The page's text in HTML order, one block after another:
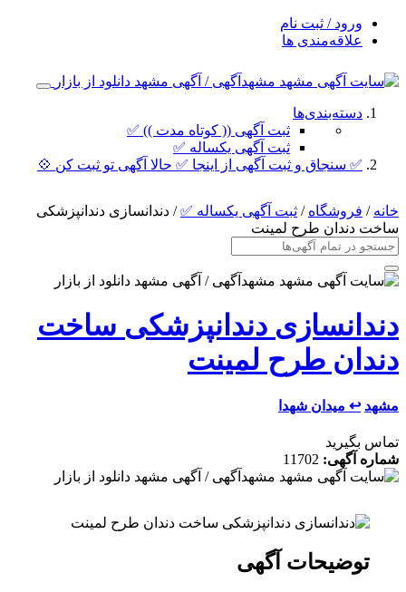
ورود / ثبت نام
علاقه‌مندی ها
دسته‌بندی‌ها
ثبت آگهی (( کوتاه مدت )) ✅
ثبت آگهی یکساله ✅
✅ سنجاق و ثبت آگهی از اینجا ✅ حالا آگهی تو ثبت کن 💠
خانه / فروشگاه / ثبت آگهی یکساله ✅/ دندانسازی دندانپزشکی
ساخت دندان طرح لمینت
دندانسازی دندانپزشکی ساخت
دندان طرح لمینت
مشهد ↩ میدان شهدا
تماس بگیرید
شماره آگهی: 11702
توضیحات آگهی